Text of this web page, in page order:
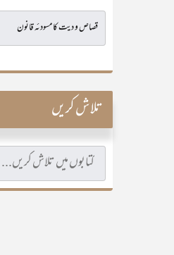
تلاش کریں